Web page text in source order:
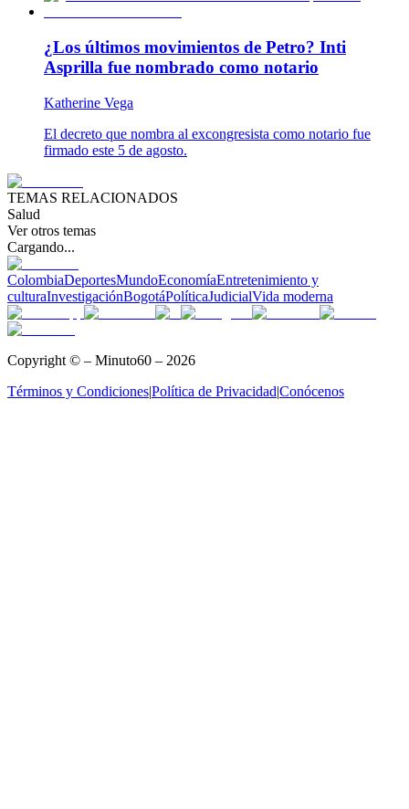
¿Los últimos movimientos de Petro? Inti
Asprilla fue nombrado como notario
Katherine Vega
El decreto que nombra al excongresista como notario fue
firmado este 5 de agosto.
TEMAS RELACIONADOS
Salud
Ver otros temas
Cargando...
ColombiaDeportesMundoEconomíaEntretenimiento y
culturaInvestigaciónBogotáPolíticaJudicialVida moderna
Copyright © – Minuto60 – 2026
Términos y Condiciones|Política de Privacidad|Conócenos